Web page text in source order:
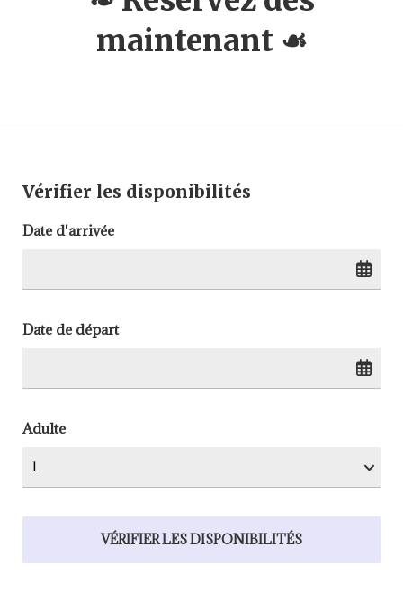
maintenant ☙
Vérifier les disponibilités
Date d'arrivée
Date de départ
Adulte